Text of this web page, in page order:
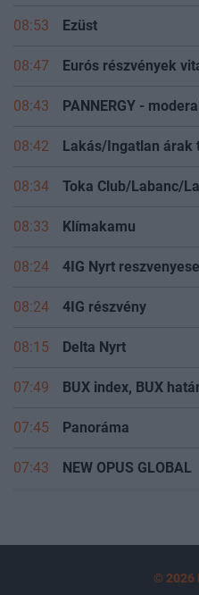
08:53 Ezüst
08:47 Eurós részvények
08:43 PANNERGY -
08:42 Lakás/Ingatlan árak
08:34
08:33 Klímakamu
08:24 4IG Nyrt
08:24 4IG részvény
08:15 Delta Nyrt
07:49 BUX index, BUX
07:45 Panoráma
07:43 NEW OPUS GLOBAL
© 2026